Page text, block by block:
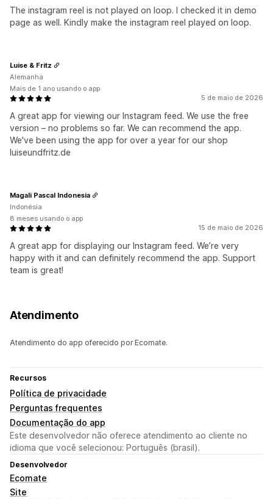
The instagram reel is not played on loop. I checked it in demo
page as well. Kindly make the instagram reel played on loop.
5 de maio de 2026
A great app for viewing our Instagram feed. We use the free
version – no problems so far. We can recommend the app.
We've been using the app for over a year for our shop
luiseundfritz.de
Luise & Fritz
Alemanha
Mais de 1 ano usando o app
15 de maio de 2026
A great app for displaying our Instagram feed. We’re very
happy with it and can definitely recommend the app. Support
team is great!
Magali Pascal Indonesia
Indonésia
8 meses usando o app
Atendimento
Atendimento do app oferecido por Ecomate.
Recursos
Política de privacidade
Perguntas frequentes
Documentação do app
Este desenvolvedor não oferece atendimento ao cliente no
idioma que você selecionou: Português (brasil).
Desenvolvedor
Ecomate
Site